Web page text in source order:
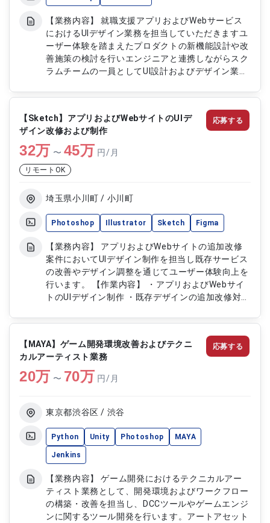
【業務内容】 就職支援アプリおよびWebサービス
におけるUIデザイン業務を担当していただきますユ
ーザー体験を踏まえたプロダクトの新機能設計や改
善施策の検討を行いエンジニアと連携しながらスク
ラムチームの一員としてUI設計およびデザイン業務
アプリおよびWebサービスのUIデザイン ・ユーザー
体験に基づく新機能および改善施策の設計 ・エン
ジニアとの協業によるUI設計および調整 ・スクラム
チームでのデザイン開発対応 ・プロダクト改善に
向けたデザイン提案
【Sketch】アプリおよびWebサイトのUIデ
ザイン改修および制作
32万 〜 45万 円/月
リモートOK
埼玉県小川町 / 小川町
Photoshop Illustrator Sketch Figma
【業務内容】 アプリおよびWebサイトの追加改修
案件においてUIデザイン制作を担当し既存サービス
の改善やデザイン調整を通じてユーザー体験向上を
行います。 【作業内容】 ・アプリおよびWebサイ
トのUIデザイン制作 ・既存デザインの追加改修対応
ンデータの作成および修正 ・プロジェクトにおけ
応募する
【MAYA】ゲーム開発環境改善およびテクニ
カルアーティスト業務
20万 〜 70万 円/月
東京都渋谷区 / 渋谷
Python Unity Photoshop MAYA
Jenkins
【業務内容】 ゲーム開発におけるテクニカルアー
ティスト業務として、開発環境およびワークフロー
の構築・改善を担当し、DCCツールやゲームエンジ
ンに関するツール開発を行います。アートアセット
応募する